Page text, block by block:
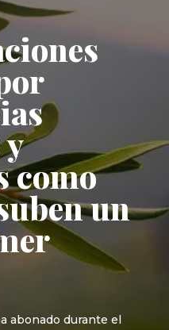
como
un
abonado durante el